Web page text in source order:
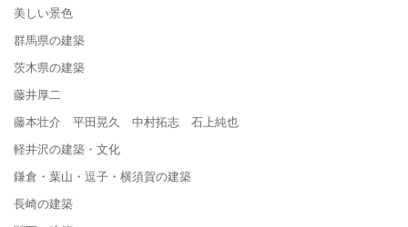
美しい景色
群馬県の建築
茨木県の建築
藤井厚二
藤本壮介 平田晃久 中村拓志 石上純也
軽井沢の建築・文化
鎌倉・葉山・逗子・横須賀の建築
長崎の建築